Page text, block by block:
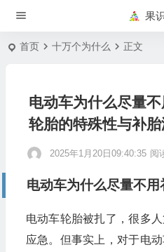
果
首页 十万个为什么 正文
电动车为什么尽量
轮胎的特殊性与补
2025年1月20日09:40:35 阅
电动车为什么尽量不用
电动车轮胎被扎了，很多
应急。但事实上，对于电